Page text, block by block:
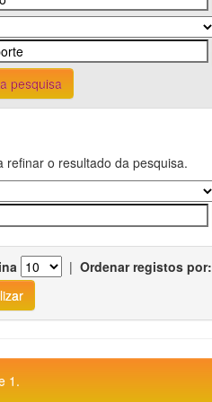
pesquisa
refinar o resultado da pesquisa.
| Ordenar registos por:
1.